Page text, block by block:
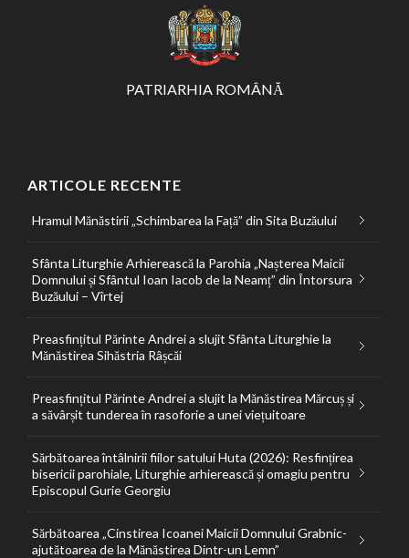
PATRIARHIA ROMÂNĂ
ARTICOLE RECENTE
Hramul Mănăstirii „Schimbarea la Față” din Sita Buzăului
Sfânta Liturghie Arhierească la Parohia „Nașterea Maicii
Domnului și Sfântul Ioan Iacob de la Neamț” din Întorsura
Buzăului – Vîrtej
Preasfințitul Părinte Andrei a slujit Sfânta Liturghie la
Mănăstirea Sihăstria Râșcăi
Preasfințitul Părinte Andrei a slujit la Mănăstirea Mărcuș și
a săvârșit tunderea în rasoforie a unei viețuitoare
Sărbătoarea întâlnirii fiilor satului Huta (2026): Resfințirea
bisericii parohiale, Liturghie arhierească și omagiu pentru
Episcopul Gurie Georgiu
Sărbătoarea „Cinstirea Icoanei Maicii Domnului Grabnic-
ajutătoarea de la Mănăstirea Dintr-un Lemn”